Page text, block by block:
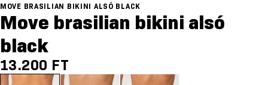
MOVE BRASILIAN BIKINI ALSÓ BLACK
Move brasilian bikini alsó
black
13.200 FT